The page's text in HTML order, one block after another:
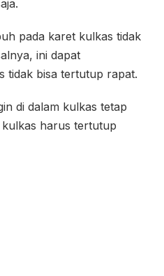
pada karet kulkas tidak
ini dapat
tidak bisa tertutup rapat.
di dalam kulkas tetap
harus tertutup